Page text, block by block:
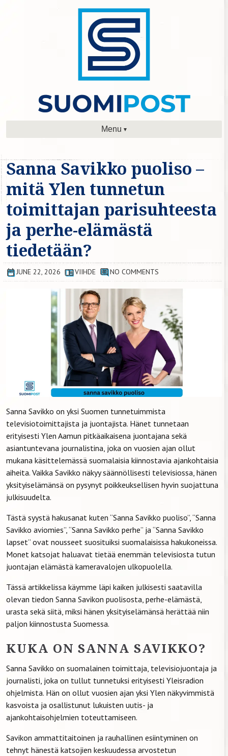
Menu
Sanna Savikko puoliso –
mitä Ylen tunnetun
toimittajan parisuhteesta
ja perhe-elämästä
tiedetään?
JUNE 22, 2026 VIIHDE NO COMMENTS
Sanna Savikko on yksi Suomen tunnetuimmista
televisiotoimittajista ja juontajista. Hänet tunnetaan
erityisesti Ylen Aamun pitkäaikaisena juontajana sekä
asiantuntevana journalistina, joka on vuosien ajan ollut
mukana käsittelemässä suomalaisia kiinnostavia ajankohtaisia
aiheita. Vaikka Savikko näkyy säännöllisesti televisiossa, hänen
yksityiselämänsä on pysynyt poikkeuksellisen hyvin suojattuna
julkisuudelta.
Tästä syystä hakusanat kuten “Sanna Savikko puoliso”, “Sanna
Savikko aviomies”, “Sanna Savikko perhe” ja “Sanna Savikko
lapset” ovat nousseet suosituiksi suomalaisissa hakukoneissa.
Monet katsojat haluavat tietää enemmän televisiosta tutun
juontajan elämästä kameravalojen ulkopuolella.
Tässä artikkelissa käymme läpi kaiken julkisesti saatavilla
olevan tiedon Sanna Savikon puolisosta, perhe-elämästä,
urasta sekä siitä, miksi hänen yksityiselämänsä herättää niin
paljon kiinnostusta Suomessa.
KUKA ON SANNA SAVIKKO?
Sanna Savikko on suomalainen toimittaja, televisiojuontaja ja
journalisti, joka on tullut tunnetuksi erityisesti Yleisradion
ohjelmista. Hän on ollut vuosien ajan yksi Ylen näkyvimmistä
kasvoista ja osallistunut lukuisten uutis- ja
ajankohtaisohjelmien toteuttamiseen.
Savikon ammattitaitoinen ja rauhallinen esiintyminen on
tehnyt hänestä katsojien keskuudessa arvostetun